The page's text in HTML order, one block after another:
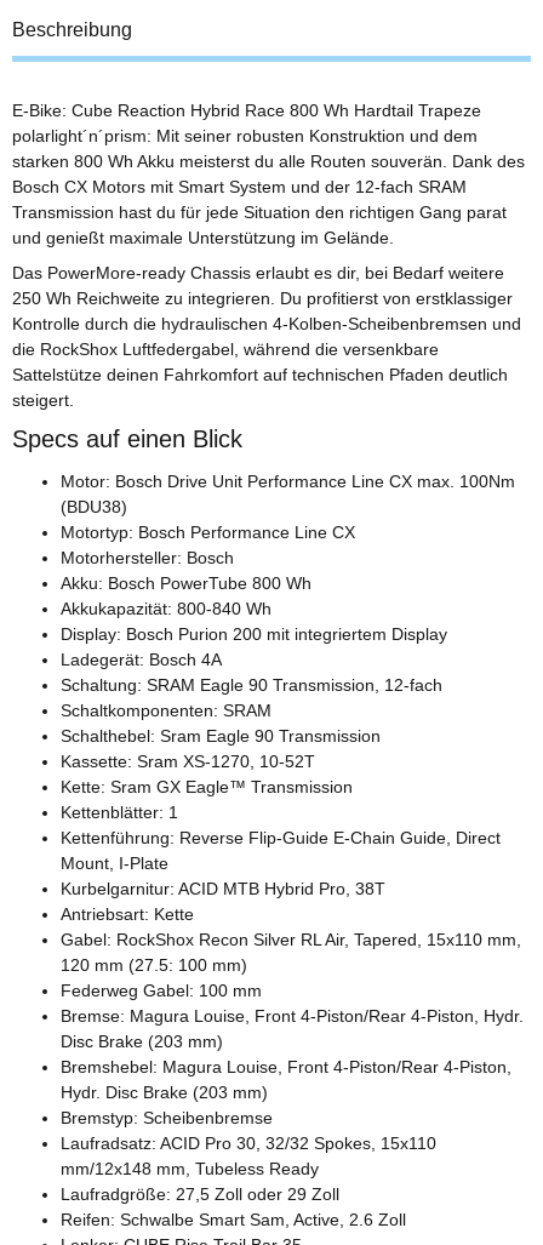
Beschreibung
E-Bike: Cube Reaction Hybrid Race 800 Wh Hardtail Trapeze
polarlight´n´prism: Mit seiner robusten Konstruktion und dem
starken 800 Wh Akku meisterst du alle Routen souverän. Dank des
Bosch CX Motors mit Smart System und der 12-fach SRAM
Transmission hast du für jede Situation den richtigen Gang parat
und genießt maximale Unterstützung im Gelände.
Das PowerMore-ready Chassis erlaubt es dir, bei Bedarf weitere
250 Wh Reichweite zu integrieren. Du profitierst von erstklassiger
Kontrolle durch die hydraulischen 4-Kolben-Scheibenbremsen und
die RockShox Luftfedergabel, während die versenkbare
Sattelstütze deinen Fahrkomfort auf technischen Pfaden deutlich
steigert.
Specs auf einen Blick
Motor: Bosch Drive Unit Performance Line CX max. 100Nm
(BDU38)
Motortyp: Bosch Performance Line CX
Motorhersteller: Bosch
Akku: Bosch PowerTube 800 Wh
Akkukapazität: 800-840 Wh
Display: Bosch Purion 200 mit integriertem Display
Ladegerät: Bosch 4A
Schaltung: SRAM Eagle 90 Transmission, 12-fach
Schaltkomponenten: SRAM
Schalthebel: Sram Eagle 90 Transmission
Kassette: Sram XS-1270, 10-52T
Kette: Sram GX Eagle™ Transmission
Kettenblätter: 1
Kettenführung: Reverse Flip-Guide E-Chain Guide, Direct
Mount, I-Plate
Kurbelgarnitur: ACID MTB Hybrid Pro, 38T
Antriebsart: Kette
Gabel: RockShox Recon Silver RL Air, Tapered, 15x110 mm,
120 mm (27.5: 100 mm)
Federweg Gabel: 100 mm
Bremse: Magura Louise, Front 4-Piston/Rear 4-Piston, Hydr.
Disc Brake (203 mm)
Bremshebel: Magura Louise, Front 4-Piston/Rear 4-Piston,
Hydr. Disc Brake (203 mm)
Bremstyp: Scheibenbremse
Laufradsatz: ACID Pro 30, 32/32 Spokes, 15x110
mm/12x148 mm, Tubeless Ready
Laufradgröße: 27,5 Zoll oder 29 Zoll
Reifen: Schwalbe Smart Sam, Active, 2.6 Zoll